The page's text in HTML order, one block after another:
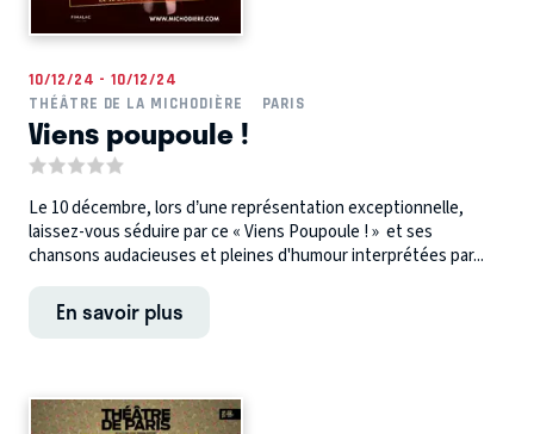
10/12/24 - 10/12/24
THÉÂTRE DE LA MICHODIÈRE
PARIS
Viens poupoule !
Le 10 décembre, lors d’une représentation exceptionnelle,
laissez-vous séduire par ce « Viens Poupoule ! » et ses
chansons audacieuses et pleines d'humour interprétées par...
En savoir plus